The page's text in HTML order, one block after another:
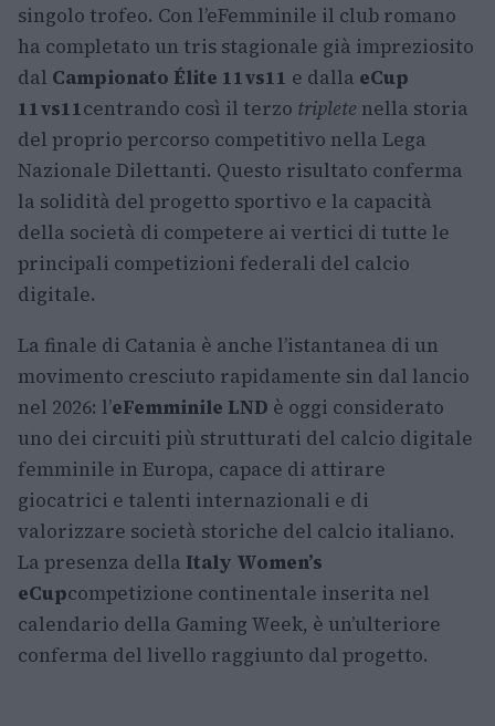
singolo trofeo. Con l’eFemminile il club romano
ha completato un tris stagionale già impreziosito
dal Campionato Élite 11vs11 e dalla eCup
11vs11centrando così il terzo triplete nella storia
del proprio percorso competitivo nella Lega
Nazionale Dilettanti. Questo risultato conferma
la solidità del progetto sportivo e la capacità
della società di competere ai vertici di tutte le
principali competizioni federali del calcio
digitale.
La finale di Catania è anche l’istantanea di un
movimento cresciuto rapidamente sin dal lancio
nel 2026: l’eFemminile LND è oggi considerato
uno dei circuiti più strutturati del calcio digitale
femminile in Europa, capace di attirare
giocatrici e talenti internazionali e di
valorizzare società storiche del calcio italiano.
La presenza della Italy Women’s
eCupcompetizione continentale inserita nel
calendario della Gaming Week, è un’ulteriore
conferma del livello raggiunto dal progetto.